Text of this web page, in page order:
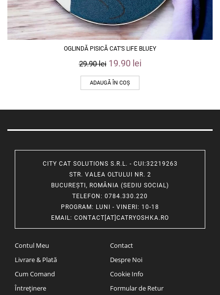
OGLINDĂ PISICĂ CAT’S LIFE BLUEY
29.90lei 19.90 lei
ADAUGĂ ÎN COȘ
CITY CAT SOLUTIONS S.R.L. - CUI:32219263
STR. VALEA OLTULUI NR. 2
BUCUREȘTI, ROMÂNIA (SEDIU SOCIAL)
TELEFON : 0784.330.220
PROGRAM: LUNI - VINERI: 10-18
EMAIL: CONTACT[AT]CATRYOSHKA.RO
Contul Meu
Livrare & Plată
Cum Comand
Întreținere
Contact
Despre Noi
Cookie Info
Formular de Retur